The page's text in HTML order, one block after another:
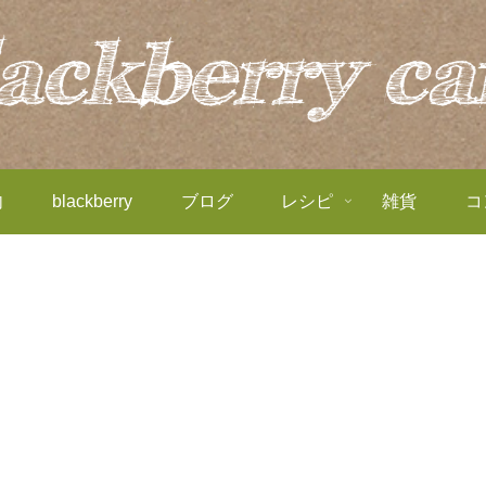
blackberry ブログ レシピ 雑貨